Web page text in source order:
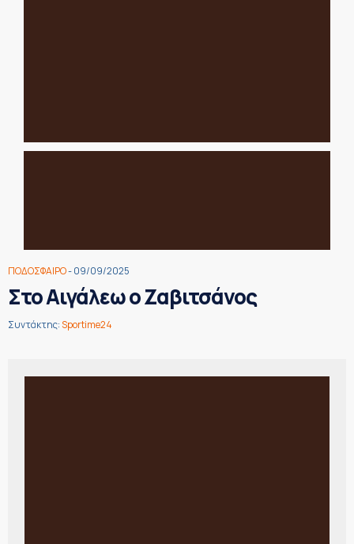
ΠΟΔΟΣΦΑΙΡΟ- 09/09/2025
Στο Αιγάλεω ο Ζαβιτσάνος
Συντάκτης:Sportime24